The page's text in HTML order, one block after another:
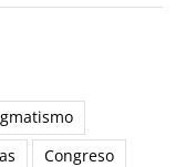
Congreso